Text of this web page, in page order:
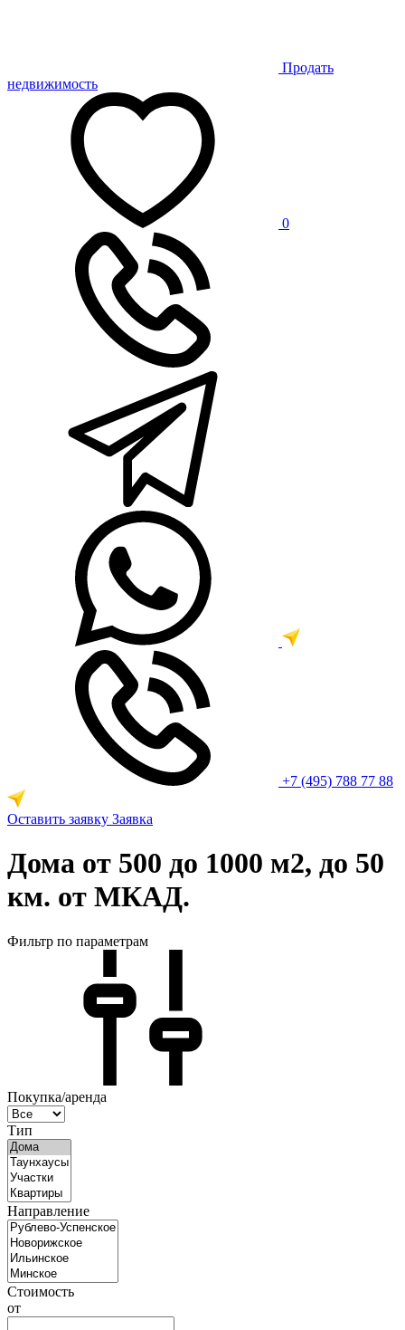
Продать
недвижимость
0
+7 (495) 788 77 88
Оставить заявку Заявка
Дома от 500 до 1000 м2, до 50
км. от МКАД.
Фильтр по параметрам
Покупка/аренда
Тип
Направление
Стоимость
от